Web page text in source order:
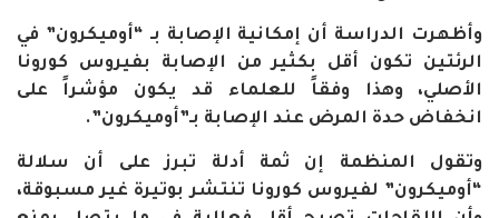
وأظهرت الدراسة أن إمكانية الإصابة بـ “أوميكرون” في
الرئتين تكون أقل بكثير من الإصابة بفيروس كورونا
الأصلي، وهذا وفقاً للعلماء قد يكون مؤشراً على
انخفاض حدة المرض عند الإصابة بـ”أوميكرون”.
وتقول المنظمة إن ثمة أدلة تبرز على أن سلالة
“أوميكرون” لفيروس كورونا تنتشر بوتيرة غير مسبوقة،